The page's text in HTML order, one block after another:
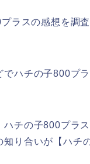
ラスの感想を調
ハチの子800プ
ハチの子800プラ
知り合いが【ハ